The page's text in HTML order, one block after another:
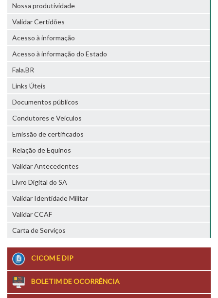
Nossa produtividade
Validar Certidões
Acesso à informação
Acesso à informação do Estado
Fala.BR
Links Úteis
Documentos públicos
Condutores e Veículos
Emissão de certificados
Relação de Equinos
Validar Antecedentes
Livro Digital do SA
Validar Identidade Militar
Validar CCAF
Carta de Serviços
CICOM E DIP
BOLETIM DE OCORRÊNCIA